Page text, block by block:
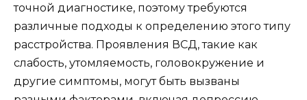
точной диагностике, поэтому требуются
различные подходы к определению этого типу
расстройства. Проявления ВСД, такие как
слабость, утомляемость, головокружение и
другие симптомы, могут быть вызваны